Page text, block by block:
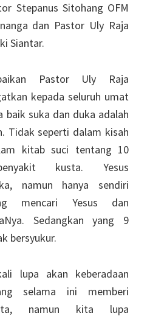
Stepanus Sitohang OFM
dan Pastor Uly Raja
Siantar.
Pastor Uly Raja
kepada seluruh umat
baik suka dan duka adalah
Tidak seperti dalam kisah
kitab suci tentang 10
kusta. Yesus
namun hanya sendiri
mencari Yesus dan
Sedangkan yang 9
bersyukur.
lupa akan keberadaan
selama ini memberi
namun kita lupa